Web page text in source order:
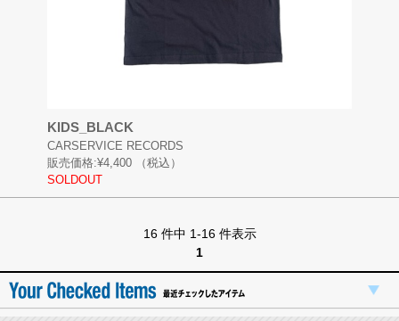
KIDS_BLACK
CARSERVICE RECORDS
販売価格:¥4,400
（税込）
SOLDOUT
16 件中 1-16 件表示
1